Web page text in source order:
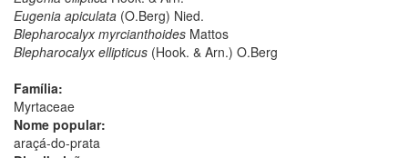
Eugenia apiculata (O.Berg) Nied.
Blepharocalyx myrcianthoides Mattos
Blepharocalyx ellipticus (Hook. & Arn.) O.Berg
Família:
Myrtaceae
Nome popular:
araçá-do-prata